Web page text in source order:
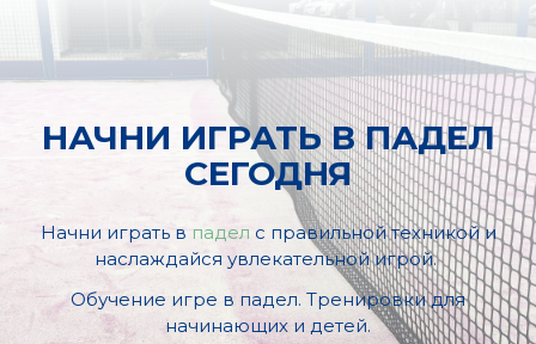
НАЧНИ ИГРАТЬ В ПАДЕЛ
СЕГОДНЯ
Начни играть в падел с правильной техникой и
наслаждайся увлекательной игрой. ​
Обучение игре в падел. Тренировки для
начинающих ​и детей.